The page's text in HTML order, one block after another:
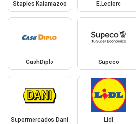
Staples Kalamazoo E.Leclerc
CashDiplo Supeco
Supermercados Dani Lidl